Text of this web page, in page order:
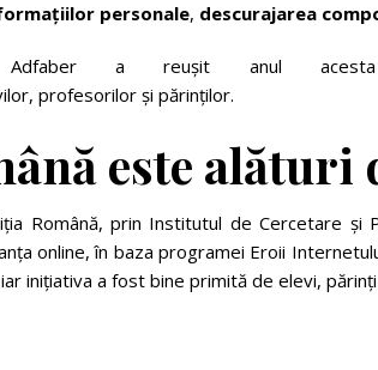
personale, descurajarea
Adfaber a reușit anul
profesorilor și părinților.
este alături
Română, prin Institutul de Cercetare și
online, în baza programei Eroii
inițiativa a fost bine primită de elevi,